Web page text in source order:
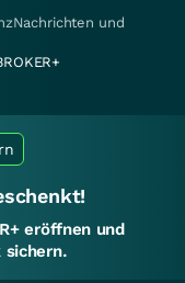
und
eröffnen und
sichern.